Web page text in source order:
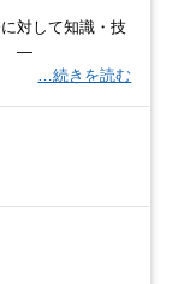
対して知識・技
―
…続きを読む